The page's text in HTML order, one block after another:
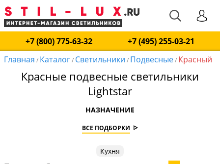
+7 (800) 775-63-32
+7 (495) 255-03-21
Главная / Каталог/ Светильники / Подвесные/ Красный
Красные подвесные светильники
Lightstar
НАЗНАЧЕНИЕ
ВСЕ ПОДБОРКИ
Кухня